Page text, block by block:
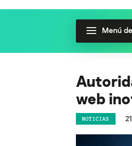
Menú
web
NOTICIAS